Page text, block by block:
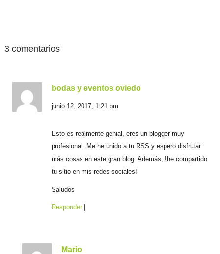
3 comentarios
bodas y eventos oviedo
junio 12, 2017, 1:21 pm
Esto es realmente genial, eres un blogger muy
profesional. Me he unido a tu RSS y espero disfrutar
más cosas en este gran blog. Además, !he compartido
tu sitio en mis redes sociales!
Saludos
Responder|
Mario